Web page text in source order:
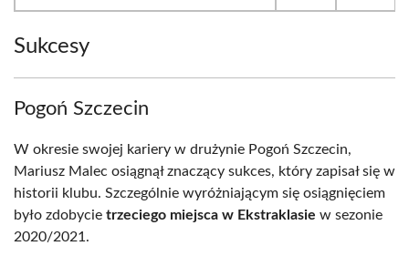
Sukcesy
Pogoń Szczecin
W okresie swojej kariery w drużynie Pogoń Szczecin,
Mariusz Malec osiągnął znaczący sukces, który zapisał się w
historii klubu. Szczególnie wyróżniającym się osiągnięciem
było zdobycie trzeciego miejsca w Ekstraklasie w sezonie
2020/2021.